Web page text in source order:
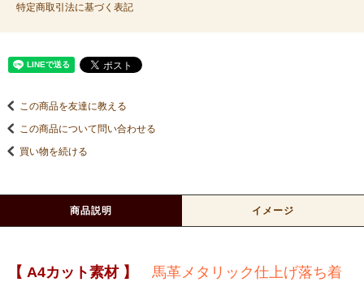
特定商取引法に基づく表記
この商品を友達に教える
この商品について問い合わせる
買い物を続ける
商品説明 イメージ
【 A4カット素材 】
馬革メタリック仕上げ落ち着